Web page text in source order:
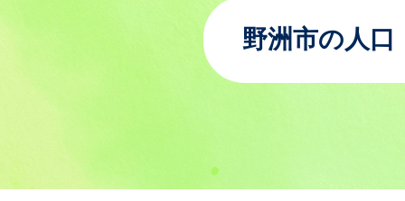
野洲市の人口